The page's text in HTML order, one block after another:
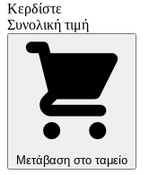
Κερδίστε
Συνολική τιμή
Μετάβαση στο ταμείο